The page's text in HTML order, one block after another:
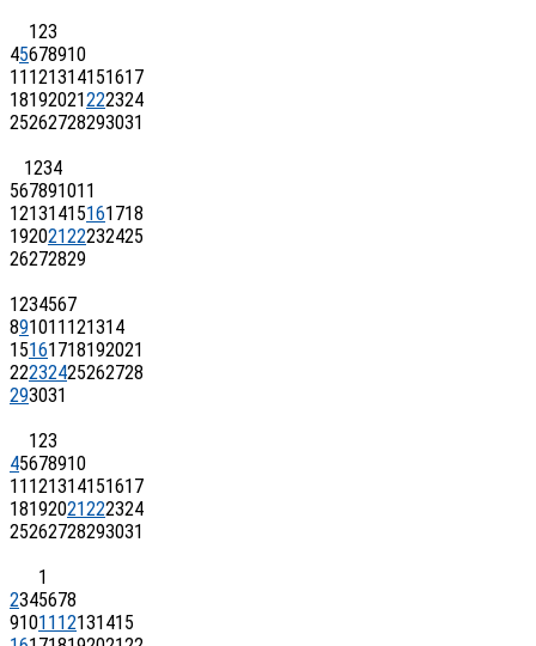
123
45678910
11 121314151617
18192021222324
25262728293031
1234
567891011
12131415161718
19202122232425
26272829
1234567
891011 121314
15161718192021
22232425262728
293031
123
45678910
11 121314151617
18192021222324
25262728293031
1
2345678
91011 12131415